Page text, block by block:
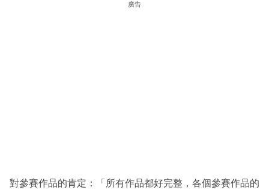
廣告
對參賽作品的肯定：「所有作品都好完整，各個參賽作品的